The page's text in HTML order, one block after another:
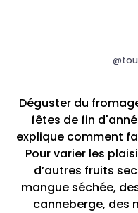
Déguster du
fêtes de fin
explique comment
Pour varier les
d’autres fruits
mangue séchée,
canneberge, des